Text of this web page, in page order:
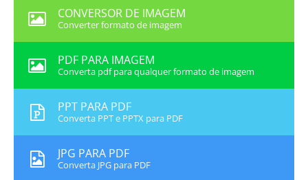
CONVERSOR DE IMAGEM
Converter formato de imagem
PDF PARA IMAGEM
Converta pdf para qualquer formato de imagem
PPT PARA PDF
Converta PPT e PPTX para PDF
JPG PARA PDF
Converta JPG para PDF